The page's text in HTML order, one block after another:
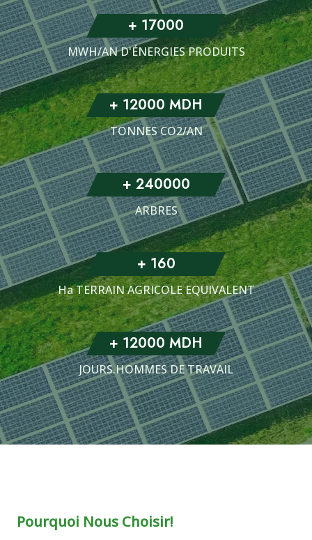
+ 17000
MWH/AN D'ÉNERGIES PRODUITS
+ 12000 MDH
TONNES CO2/AN
+ 240000
ARBRES
+ 160
Ha TERRAIN AGRICOLE EQUIVALENT
+ 12000 MDH
JOURS.HOMMES DE TRAVAIL
Pourquoi Nous Choisir!